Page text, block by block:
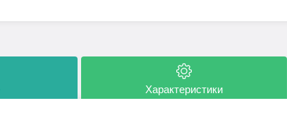
Характеристики